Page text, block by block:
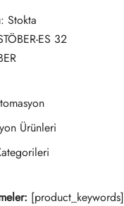
Stokta
ES 32
Ürünleri
[product_keywords]